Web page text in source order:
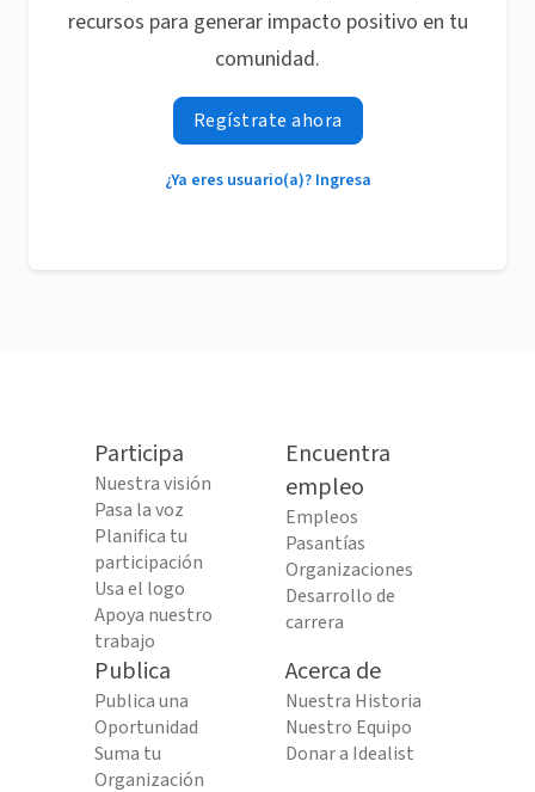
recursos para generar impacto positivo en tu
comunidad.
Regístrate ahora
¿Ya eres usuario(a)? Ingresa
Participa
Nuestra visión
Pasa la voz
Planifica tu
participación
Usa el logo
Apoya nuestro
trabajo
Encuentra
empleo
Empleos
Pasantías
Organizaciones
Desarrollo de
carrera
Publica
Publica una
Oportunidad
Suma tu
Organización
Acerca de
Nuestra Historia
Nuestro Equipo
Donar a Idealist